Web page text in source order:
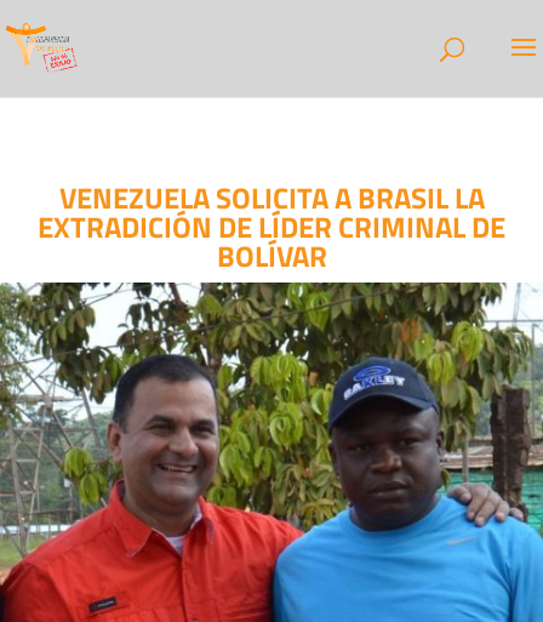
VENEZUELA SOLICITA A BRASIL LA
EXTRADICIÓN DE LÍDER CRIMINAL DE
BOLÍVAR